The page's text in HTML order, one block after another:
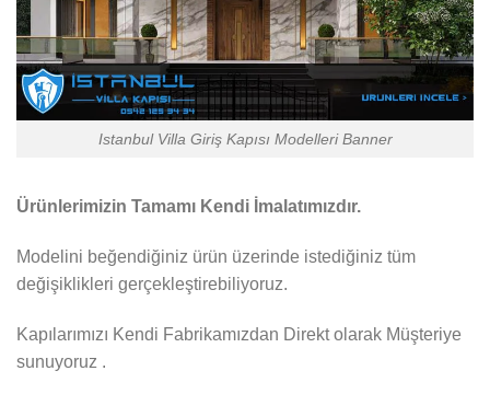
Istanbul Villa Giriş Kapısı Modelleri Banner
Ürünlerimizin Tamamı Kendi İmalatımızdır.
Modelini beğendiğiniz ürün üzerinde istediğiniz tüm
değişiklikleri gerçekleştirebiliyoruz.
Kapılarımızı Kendi Fabrikamızdan Direkt olarak Müşteriye
sunuyoruz .